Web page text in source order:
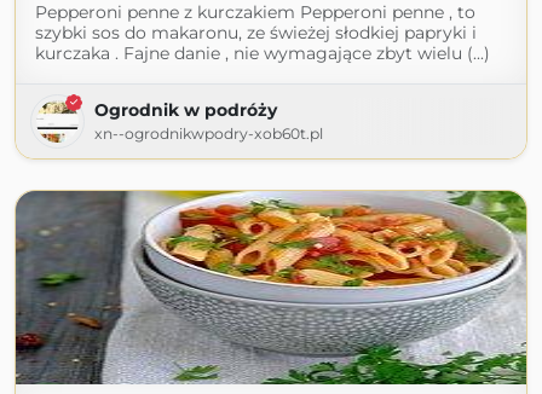
Pepperoni penne z kurczakiem Pepperoni penne , to
szybki sos do makaronu, ze świeżej słodkiej papryki i
kurczaka . Fajne danie , nie wymagające zbyt wielu (...)
Ogrodnik w podróży
xn--ogrodnikwpodry-xob60t.pl